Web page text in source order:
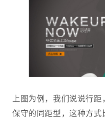
上图为例，我们说说行
保守的同距型，这种方